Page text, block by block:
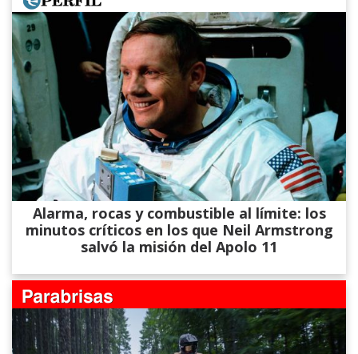
Alarma, rocas y combustible al límite: los
minutos críticos en los que Neil Armstrong
salvó la misión del Apolo 11